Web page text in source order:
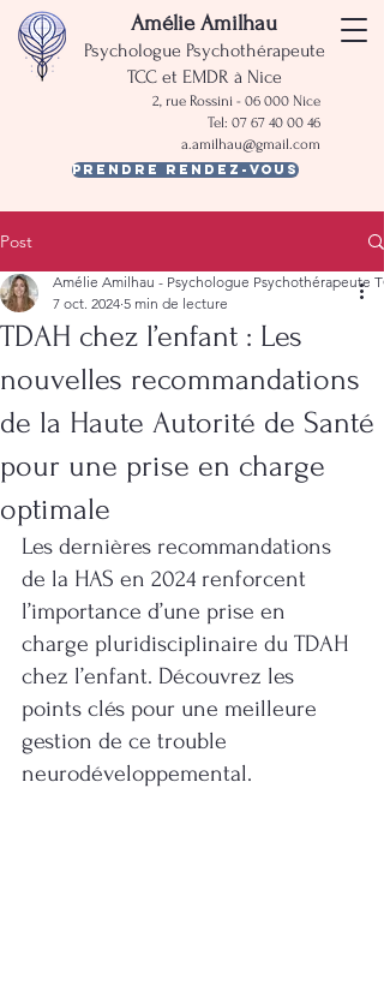
Amélie Amilhau
Psychologue Psychothérapeute
TCC et EMDR à Nice
2, rue Rossini - 06 000 Nice
Tel: 07 67 40 00 46
a.amilhau@gmail.com
Prendre rendez-vous
Post
TDAH chez l’enfant : Les
nouvelles recommandations
de la Haute Autorité de Santé
pour une prise en charge
optimale
Amélie Amilhau - Psychologue Psychothérapeute
7 oct. 2024 5 min de lecture
Les dernières recommandations
de la HAS en 2024 renforcent
l’importance d’une prise en
charge pluridisciplinaire du TDAH
chez l’enfant. Découvrez les
points clés pour une meilleure
gestion de ce trouble
neurodéveloppemental.